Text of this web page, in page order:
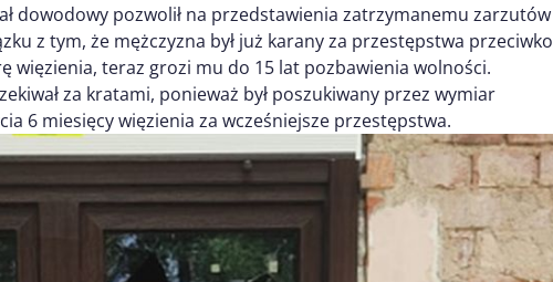
dowodowy pozwolił na przedstawienia zatrzymanemu zarzutów
z tym, że mężczyzna był już karany za przestępstwa przeciwko
więzienia, teraz grozi mu do 15 lat pozbawienia wolności.
za kratami, ponieważ był poszukiwany przez wymiar
6 miesięcy więzienia za wcześniejsze przestępstwa.